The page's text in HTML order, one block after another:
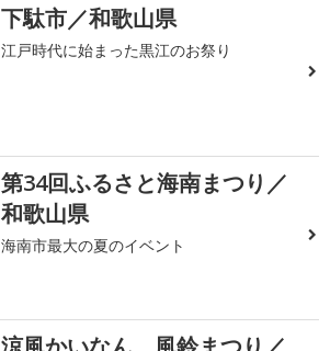
下駄市／和歌山県
江戸時代に始まった黒江のお祭り
第34回ふるさと海南まつり／
和歌山県
海南市最大の夏のイベント